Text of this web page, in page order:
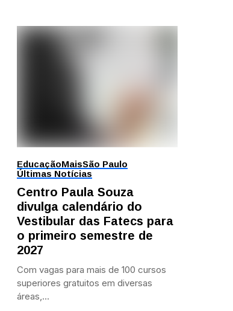
EducaçãoMaisSão Paulo
Últimas Notícias
Centro Paula Souza
divulga calendário do
Vestibular das Fatecs para
o primeiro semestre de
2027
Com vagas para mais de 100 cursos
superiores gratuitos em diversas
áreas,...